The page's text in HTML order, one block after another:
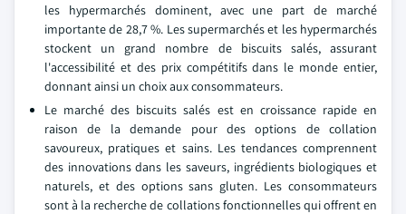
les hypermarchés dominent, avec une part de marché
importante de 28,7 %. Les supermarchés et les hypermarchés
stockent un grand nombre de biscuits salés, assurant
l'accessibilité et des prix compétitifs dans le monde entier,
donnant ainsi un choix aux consommateurs.
Le marché des biscuits salés est en croissance rapide en
raison de la demande pour des options de collation
savoureux, pratiques et sains. Les tendances comprennent
des innovations dans les saveurs, ingrédients biologiques et
naturels, et des options sans gluten. Les consommateurs
sont à la recherche de collations fonctionnelles qui offrent en